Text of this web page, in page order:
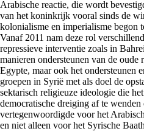
Arabische reactie, die wordt
van het koninkrijk vooral sinds de
kolonialisme en imperialisme begon
Vanaf 2011 nam deze rol
repressieve interventie zoals in
manieren ondersteunen van de oude
Egypte, maar ook het ondersteunen
groepen in Syrië met als doel de
sektarisch religieuze ideologie die
democratische dreiging af te
vertegenwoordigde voor het
en niet alleen voor het Syrische